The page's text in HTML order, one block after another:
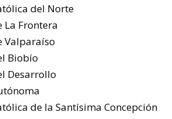
del Norte
La Frontera
Valparaíso
Biobío
Desarrollo
de la Santísima Concepción